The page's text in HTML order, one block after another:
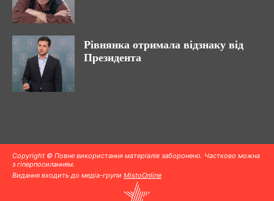
Рівнянка отримала відзнаку від
Президента
Copyright © Повне використання матеріалів заборонено. Частково можна
з гіперпосиланням.
Видання входить до медіа-групи MistoOnline